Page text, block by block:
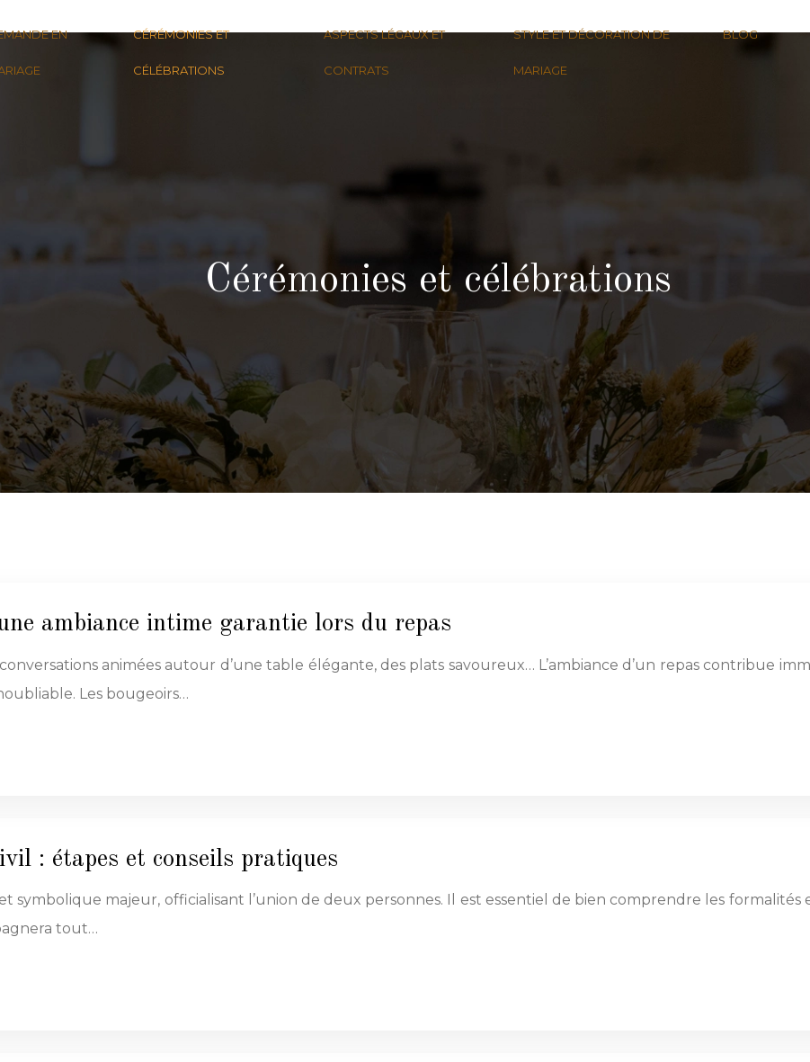
EN CÉRÉMONIES ET
CÉLÉBRATIONS
ASPECTS LÉGAUX ET
CONTRATS
STYLE ET DÉCORATION DE
MARIAGE
BLOG
Cérémonies et célébrations
ambiance intime garantie lors du repas
animées autour d’une table élégante, des plats savoureux… L’ambiance d’un repas contribue
Les bougeoirs…
: étapes et conseils pratiques
symbolique majeur, officialisant l’union de deux personnes. Il est essentiel de bien comprendre les
tout…